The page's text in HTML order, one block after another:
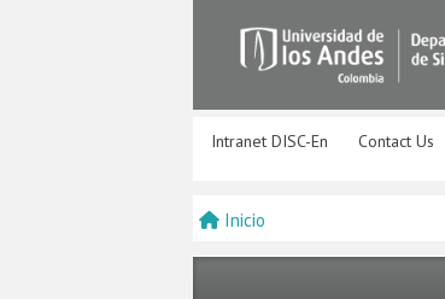
Intranet DISC-En Contact Us
Inicio